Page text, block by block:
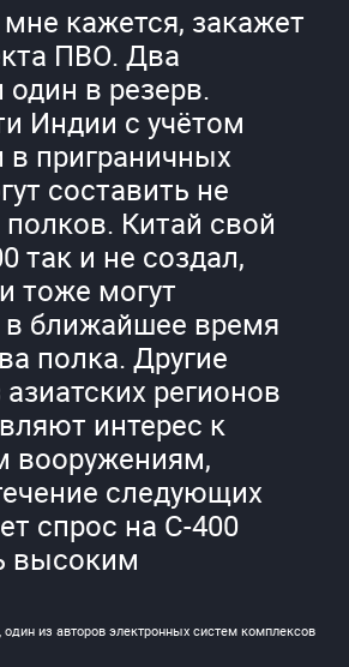
кажется, закажет
ПВО. Два
в резерв.
Индии с учётом
в приграничных
составить не
Китай свой
так и не создал,
тоже могут
в ближайшее время
полка. Другие
регионов
интерес к
вооружениям,
следующих
спрос на С-400
высоким
один из авторов электронных систем комплексов